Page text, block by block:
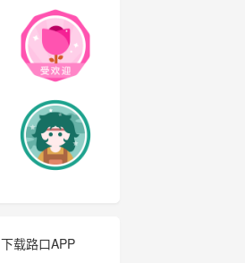
下载路口APP